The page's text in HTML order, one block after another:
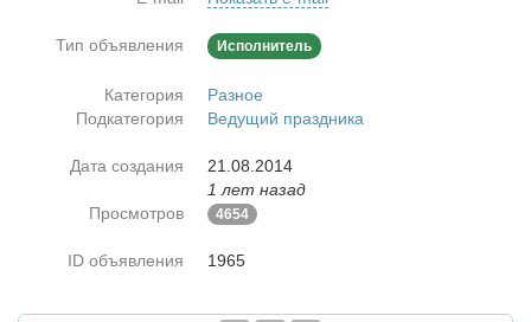
Тип объявления Исполнитель
Категория
Разное
Подкатегория
Ведущий праздника
Дата создания
21.08.2014
1 лет назад
Просмотров
4654
ID объявления 1965